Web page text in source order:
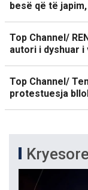
besë që të
Top Channel/
autori i dyshuar
Top Channel/
protestuesja
Kryesore